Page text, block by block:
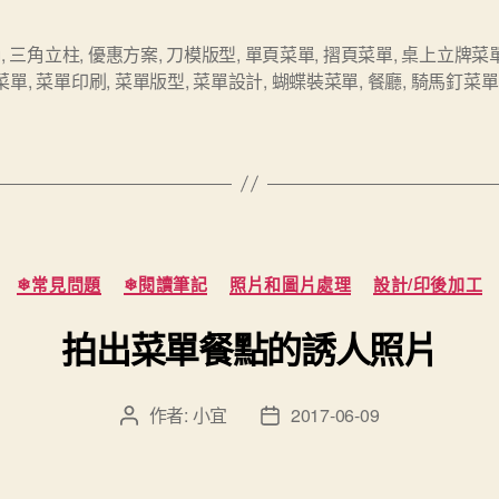
式
菜
刷”
, 三角立柱, 優惠方案, 刀模版型, 單頁菜單, 摺頁菜單, 桌上立牌菜
單, 菜單印刷, 菜單版型, 菜單設計, 蝴蝶裝菜單, 餐廳, 騎馬釘菜單
分
類
❄常見問題 ❄閱讀筆記 照片和圖片處理 設計/印後加工
拍出菜單餐點的誘人照片
文 作者: 小宜
文 2017-06-09